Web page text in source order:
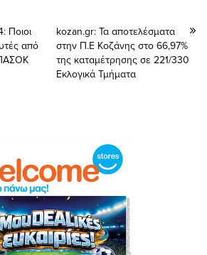
Ποιοι
από
kozan.gr: Τα αποτελέσματα
στην Π.Ε Κοζάνης στο 66,97%
της καταμέτρησης σε 221/330
Εκλογικά Τμήματα